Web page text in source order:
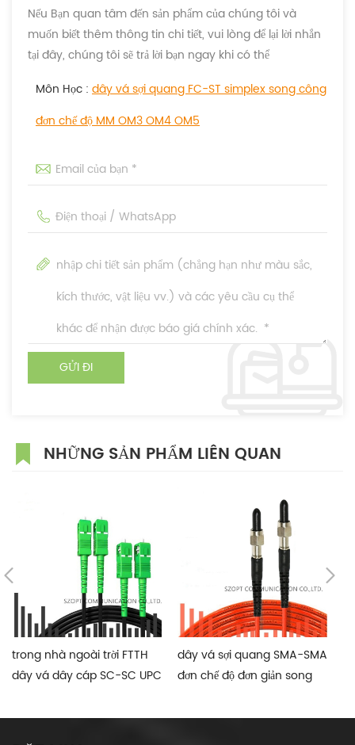
Nếu Bạn quan tâm đến sản phẩm của chúng tôi và
muốn biết thêm thông tin chi tiết, vui lòng để lại lời nhắn
tại đây, chúng tôi sẽ trả lời bạn ngay khi có thể
Môn Học : dây vá sợi quang FC-ST simplex song công
đơn chế độ MM OM3 OM4 OM5
NHỮNG SẢN PHẨM LIÊN QUAN
trong nhà ngoài trời FTTH
dây vá dây cáp SC-SC UPC
dây vá sợi quang SMA-SMA
đơn chế độ đơn giản song